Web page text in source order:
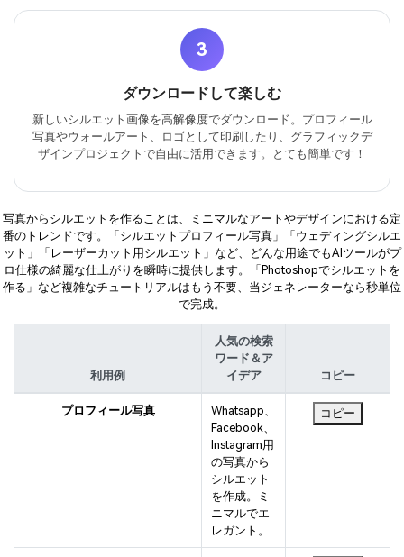
3
ダウンロードして楽しむ
新しいシルエット画像を高解像度でダウンロード。プロフィール
写真やウォールアート、ロゴとして印刷したり、グラフィックデ
ザインプロジェクトで自由に活用できます。とても簡単です！
写真からシルエットを作ることは、ミニマルなアートやデザインにおける定
番のトレンドです。「シルエットプロフィール写真」「ウェディングシルエ
ット」「レーザーカット用シルエット」など、どんな用途でもAIツールがプ
ロ仕様の綺麗な仕上がりを瞬時に提供します。「Photoshopでシルエットを
作る」など複雑なチュートリアルはもう不要、当ジェネレーターなら秒単位
で完成。
利用例
人気の検索
ワード＆ア
イデア
コピー
プロフィール写真
Whatsapp、
Facebook、
Instagram用
の写真から
シルエット
を作成。ミ
ニマルでエ
レガント。
コピー